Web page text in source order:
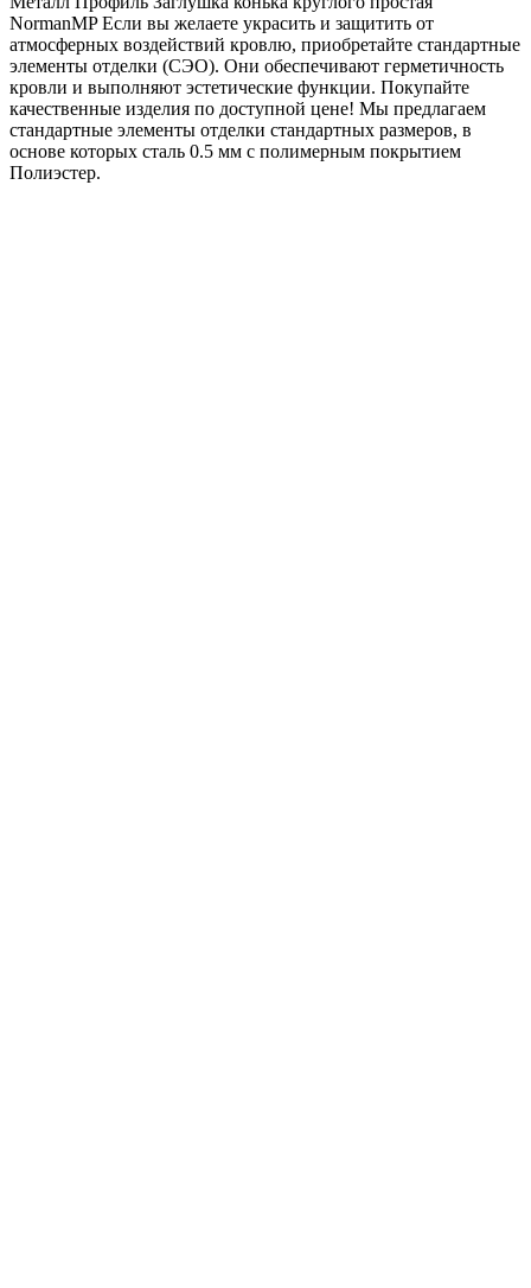
7024-
0.5)
NormanMP Если вы желаете украсить и защитить от
атмосферных воздействий кровлю, приобретайте стандартные
элементы отделки (СЭО). Они обеспечивают герметичность
кровли и выполняют эстетические функции. Покупайте
качественные изделия по доступной цене! Мы предлагаем
стандартные элементы отделки стандартных размеров, в
основе которых сталь 0.5 мм с полимерным покрытием
Полиэстер.